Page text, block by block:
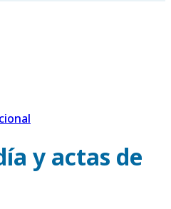
y actas de